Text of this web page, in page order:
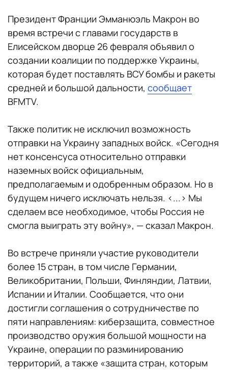
Президент Франции Эмманюэль Макрон во
время встречи с главами государств в
Елисейском дворце 26 февраля объявил о
создании коалиции по поддержке Украины,
которая будет поставлять ВСУ бомбы и ракеты
средней и большой дальности, сообщает
BFMTV.
Также политик не исключил возможность
отправки на Украину западных войск. «Сегодня
нет консенсуса относительно отправки
наземных войск официальным,
предполагаемым и одобренным образом. Но в
будущем ничего исключать нельзя. <...> Мы
сделаем все необходимое, чтобы Россия не
смогла выиграть эту войну», — сказал Макрон.
Во встрече приняли участие руководители
более 15 стран, в том числе Германии,
Великобритании, Польши, Финляндии, Латвии,
Испании и Италии. Сообщается, что они
достигли соглашения о сотрудничестве по
пяти направлениям: киберзащита, совместное
производство оружия большой мощности на
Украине, операции по разминированию
территорий, а также «защита стран, которым